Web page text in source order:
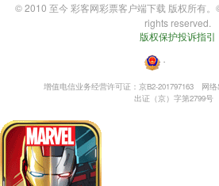
© 2010 至今 彩客网彩票客户端下载 版权所有
rights reserved.
版权保护投诉指引
・
增值电信业务经营许可证：京B2-201797163
网
出证（京）字第2799号